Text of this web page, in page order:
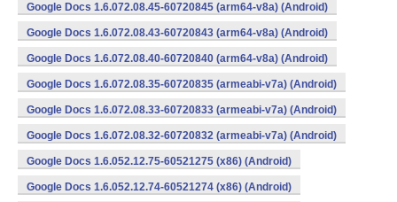
Google Docs 1.6.072.08.45-60720845 (arm64-v8a) (Android)
Google Docs 1.6.072.08.43-60720843 (arm64-v8a) (Android)
Google Docs 1.6.072.08.40-60720840 (arm64-v8a) (Android)
Google Docs 1.6.072.08.35-60720835 (armeabi-v7a) (Android)
Google Docs 1.6.072.08.33-60720833 (armeabi-v7a) (Android)
Google Docs 1.6.072.08.32-60720832 (armeabi-v7a) (Android)
Google Docs 1.6.052.12.75-60521275 (x86) (Android)
Google Docs 1.6.052.12.74-60521274 (x86) (Android)